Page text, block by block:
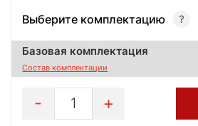
Выберите комплектацию
Базовая комплектация
Состав комплектации
1